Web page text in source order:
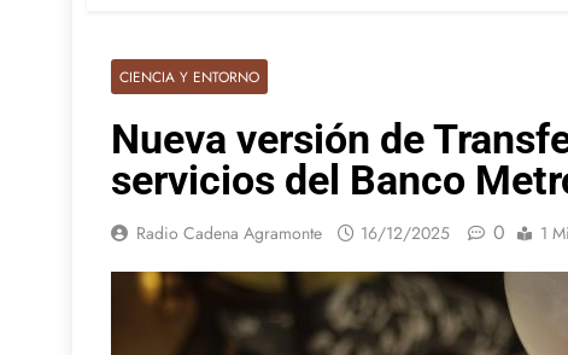
CIENCIA Y ENTORNO
Nueva versión de
servicios del Banco
Radio Cadena Agramonte 16/12/2025 0 1